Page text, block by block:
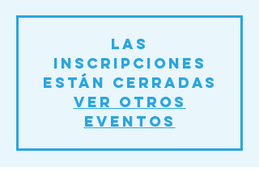
Las
inscripciones
están cerradas
Ver otros
eventos